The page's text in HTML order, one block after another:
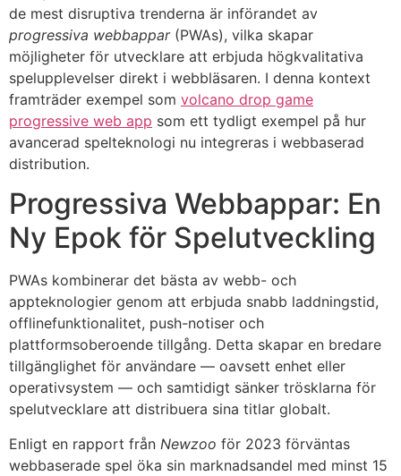
de mest disruptiva trenderna är införandet av
progressiva webbappar(PWAs), vilka skapar
möjligheter för utvecklare att erbjuda högkvalitativa
spelupplevelser direkt i webbläsaren. I denna kontext
framträder exempel som volcano drop game
progressive web app som ett tydligt exempel på hur
avancerad spelteknologi nu integreras i webbaserad
distribution.
Progressiva Webbappar: En
Ny Epok för Spelutveckling
PWAs kombinerar det bästa av webb- och
appteknologier genom att erbjuda snabb laddningstid,
offlinefunktionalitet, push-notiser och
plattformsoberoende tillgång. Detta skapar en bredare
tillgänglighet för användare — oavsett enhet eller
operativsystem — och samtidigt sänker trösklarna för
spelutvecklare att distribuera sina titlar globalt.
Enligt en rapport från Newzoo för 2023 förväntas
webbaserade spel öka sin marknadsandel med minst 15